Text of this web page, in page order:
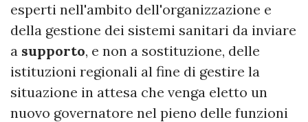
esperti nell'ambito dell'organizzazione e
della gestione dei sistemi sanitari da inviare
a supporto, e non a sostituzione, delle
istituzioni regionali al fine di gestire la
situazione in attesa che venga eletto un
nuovo governatore nel pieno delle funzioni